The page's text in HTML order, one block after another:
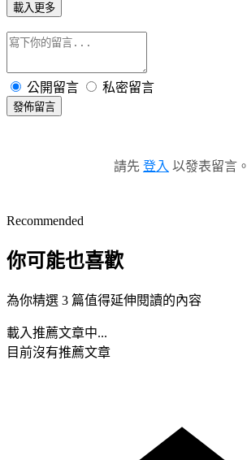
載入更多
公開留言 私密留言
發佈留言
請先 登入 以發表留言。
Recommended
你可能也喜歡
為你精選 3 篇值得延伸閱讀的內容
載入推薦文章中...
目前沒有推薦文章